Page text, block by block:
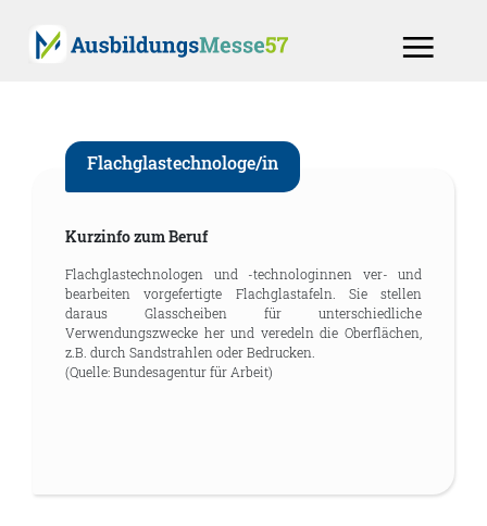
Flachglastechnologe/in
Kurzinfo zum Beruf
Flachglastechnologen und -technologinnen ver- und
bearbeiten vorgefertigte Flachglastafeln. Sie stellen
daraus Glasscheiben für unterschiedliche
Verwendungszwecke her und veredeln die Oberflächen,
z.B. durch Sandstrahlen oder Bedrucken.
(Quelle: Bundesagentur für Arbeit)